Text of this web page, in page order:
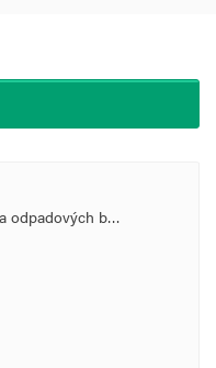
odpadových b…